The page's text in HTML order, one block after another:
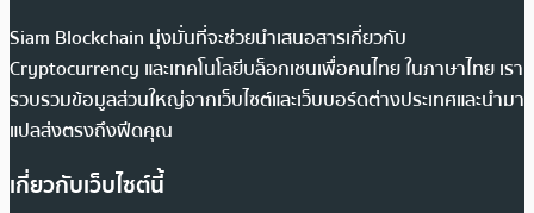
Siam Blockchain มุ่งมั่นที่จะช่วยนำเสนอสารเกี่ยวกับ
Cryptocurrency และเทคโนโลยีบล็อกเชนเพื่อคนไทย ในภาษาไทย เรา
รวบรวมข้อมูลส่วนใหญ่จากเว็บไซต์และเว็บบอร์ดต่างประเทศและนำมา
แปลส่งตรงถึงฟีดคุณ
เกี่ยวกับเว็บไซต์นี้